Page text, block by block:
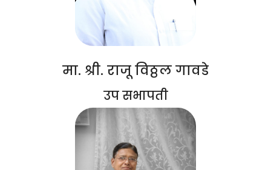
मा. श्री. राजू विठ्ठल गावडे
उप सभापती